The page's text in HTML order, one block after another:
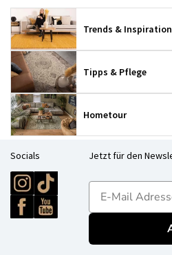
Trends & Inspiration
Tipps & Pflege
Hometour
Socials Jetzt für den
E-mailadres